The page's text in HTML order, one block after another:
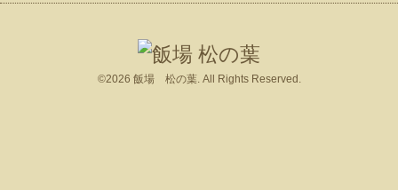
©2026 飯場 松の葉. All Rights Reserved.